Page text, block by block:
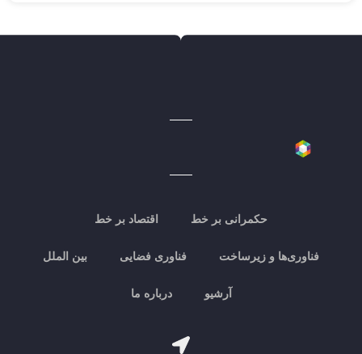
حکمرانی بر خط اقتصاد بر خط
فناوری‌ها و زیرساخت فناوری فضایی بین الملل
آرشیو درباره ما